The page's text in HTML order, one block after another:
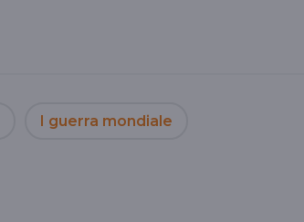
I guerra mondiale